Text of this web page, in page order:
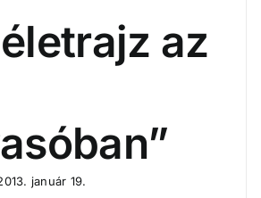
az
január 19.